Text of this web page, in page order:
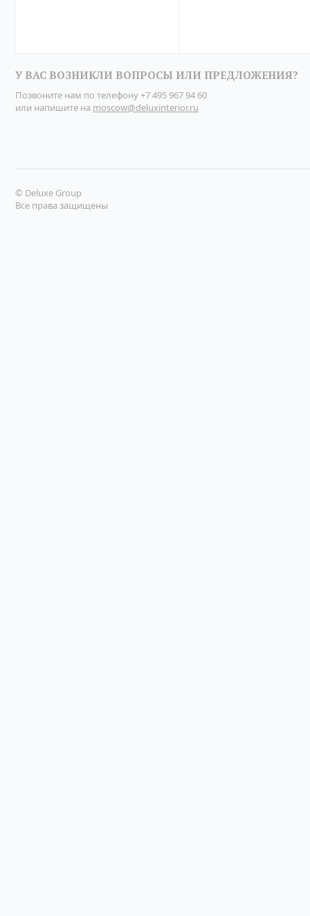
У ВАС ВОЗНИКЛИ ВОПРОСЫ ИЛИ ПРЕДЛОЖЕНИЯ?
Позвоните нам по телефону+7 495 967 94 60
или напишите на moscow@deluxinterior.ru
© Deluxe Group
Все права защищены